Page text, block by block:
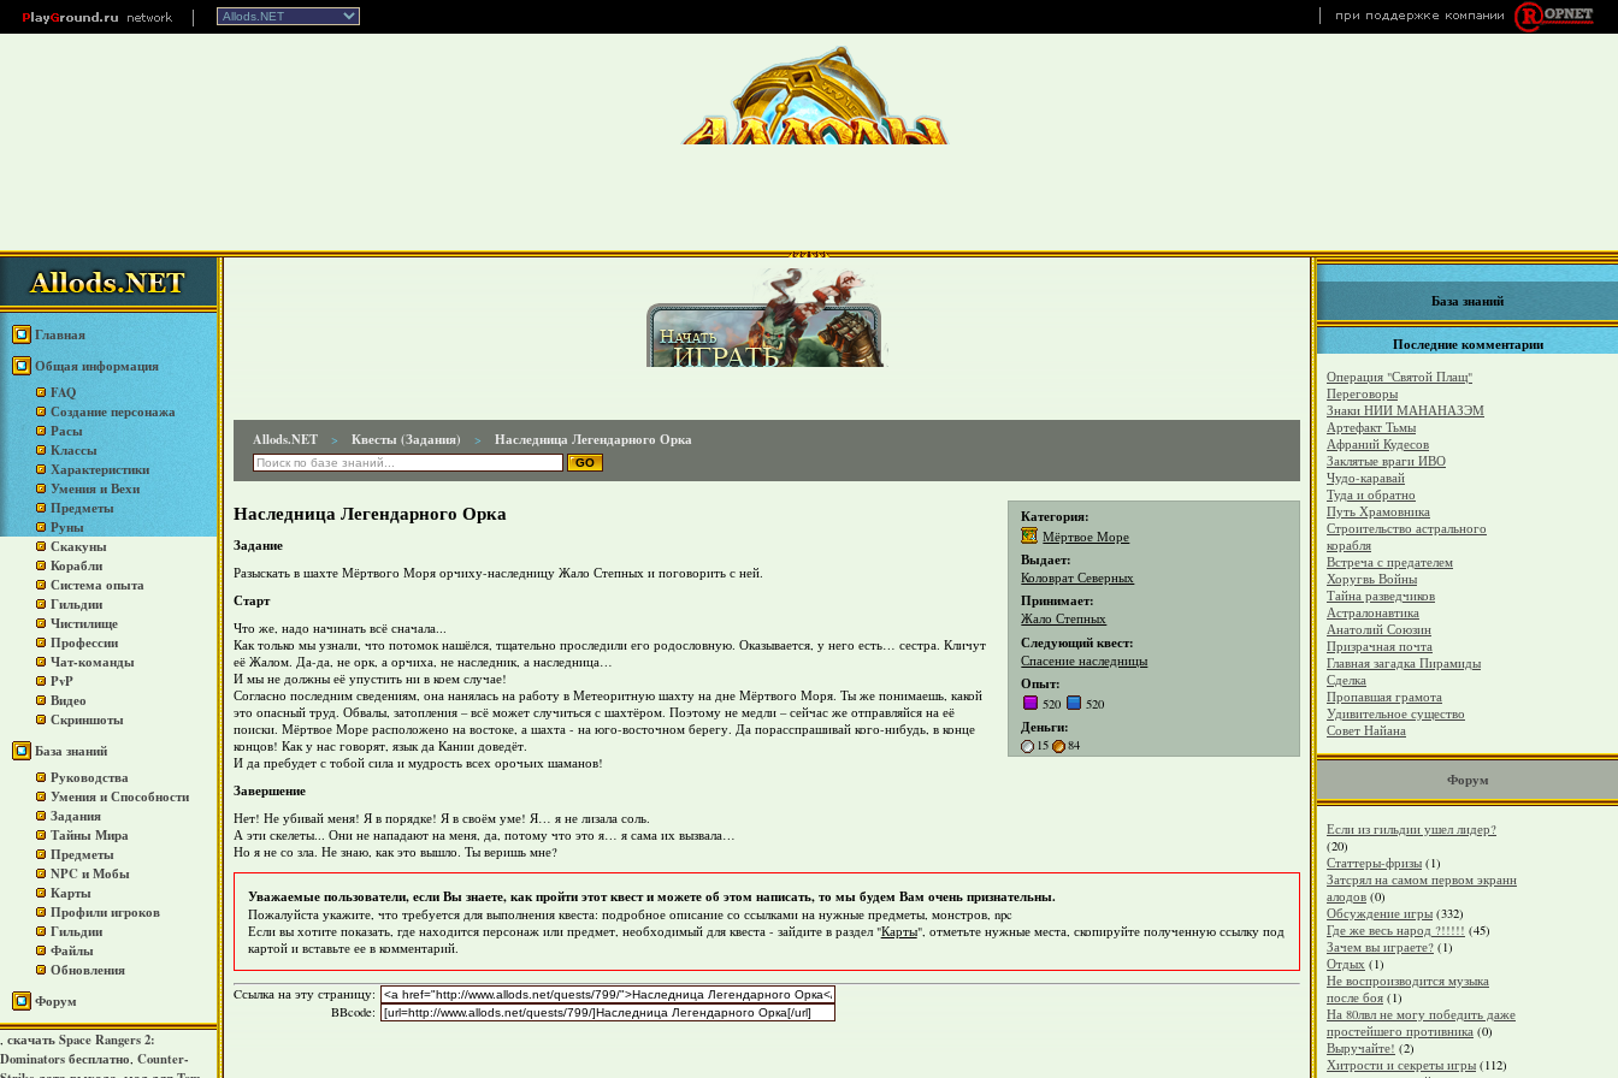
Главная
Общая информация
FAQ
Создание персонажа
Расы
Классы
Характеристики
Умения и Вехи
Предметы
Руны
Скакуны
Корабли
Система опыта
Гильдии
Чистилище
Профессии
Чат-команды
PvP
Видео
Скриншоты
База знаний
Руководства
Умения и Способности
Задания
Тайны Мира
Предметы
NPC и Мобы
Карты
Профили игроков
Гильдии
Файлы
Обновления
Форум
, скачать Space Rangers 2:
Dominators бесплатно, Counter-
Allods.NET > Квесты (Задания) > Наследница Легендарного Орка
Категория:
Мёртвое Море
Выдает:
Коловрат Северных
Принимает:
Жало Степных
Следующий квест:
Спасение наследницы
Опыт:
520 520
Деньги:
15 84
Наследница Легендарного Орка
Задание
Разыскать в шахте Мёртвого Моря орчиху-наследницу Жало Степных и поговорить с ней.
Старт
Что же, надо начинать всё сначала...
Как только мы узнали, что потомок нашёлся, тщательно проследили его родословную. Оказывается, у него есть… сестра. Кличут
её Жалом. Да-да, не орк, а орчиха, не наследник, а наследница…
И мы не должны её упустить ни в коем случае!
Согласно последним сведениям, она нанялась на работу в Метеоритную шахту на дне Мёртвого Моря. Ты же понимаешь, какой
это опасный труд. Обвалы, затопления – всё может случиться с шахтёром. Поэтому не медли – сейчас же отправляйся на её
поиски. Мёртвое Море расположено на востоке, а шахта - на юго-восточном берегу. Да порасспрашивай кого-нибудь, в конце
концов! Как у нас говорят, язык да Кании доведёт.
И да пребудет с тобой сила и мудрость всех орочьих шаманов!
Завершение
Нет! Не убивай меня! Я в порядке! Я в своём уме! Я… я не лизала соль.
А эти скелеты... Они не нападают на меня, да, потому что это я… я сама их вызвала…
Но я не со зла. Не знаю, как это вышло. Ты веришь мне?
Уважаемые пользователи, если Вы знаете, как пройти этот квест и можете об этом написать, то мы будем Вам очень признательны.
Пожалуйста укажите, что требуется для выполнения квеста: подробное описание со ссылками на нужные предметы, монстров, npc
Если вы хотите показать, где находится персонаж или предмет, необходимый для квеста - зайдите в раздел "Карты", отметьте нужные места, скопируйте полученную ссылку под
картой и вставьте ее в комментарий.
Cсылка на эту страницу:
BBcode:
База знаний
Последние комментарии
Операция "Святой Плащ"
Переговоры
Знаки НИИ МАНАНАЗЭМ
Артефакт Тьмы
Афраний Кудесов
Заклятые враги ИВО
Чудо-каравай
Туда и обратно
Путь Храмовника
Строительство астрального
корабля
Встреча с предателем
Хоругвь Войны
Тайна разведчиков
Астралонавтика
Анатолий Союзин
Призрачная почта
Главная загадка Пирамиды
Сделка
Пропавшая грамота
Удивительное существо
Совет Найана
Форум
Если из гильдии ушел лидер?
(20)
Статтеры-фризы (1)
Затсрял на самом первом экранн
алодов (0)
Обсуждение игры (332)
Где же весь народ ?!!!!! (45)
Зачем вы играете? (1)
Отдых (1)
Не воспроизводится музыка
после боя (1)
На 80лвл не могу победить даже
простейшего противника (0)
Выручайте! (2)
Хитрости и секреты игры (112)